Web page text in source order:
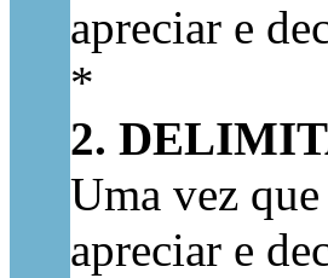
apreciar e
*
2.
Uma vez
apreciar e